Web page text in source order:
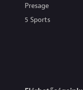
Presage
5 Sports